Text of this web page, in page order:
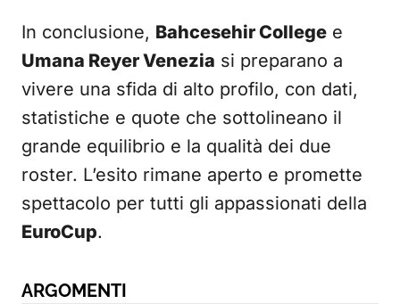
In conclusione, Bahcesehir College e
Umana Reyer Venezia si preparano a
vivere una sfida di alto profilo, con dati,
statistiche e quote che sottolineano il
grande equilibrio e la qualità dei due
roster. L’esito rimane aperto e promette
spettacolo per tutti gli appassionati della
EuroCup.
ARGOMENTI